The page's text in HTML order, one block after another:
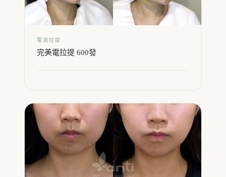
電波拉提
完美電拉提 600發